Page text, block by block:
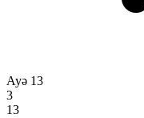
Ayə 13
3
13